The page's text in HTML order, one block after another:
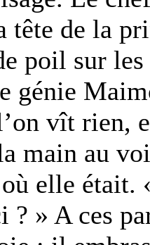
tête de la
poil sur
génie
vît rien,
main au
elle était.
? » A ces